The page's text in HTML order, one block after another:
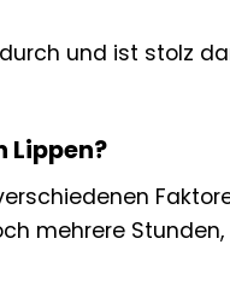
und ist stolz
Lippen?
mehrere